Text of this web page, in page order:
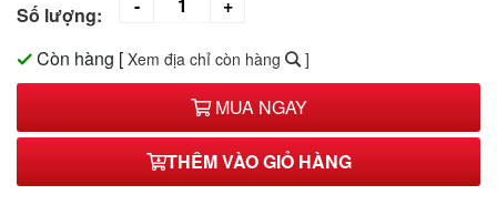
Số lượng:
Còn hàng [ Xem địa chỉ còn hàng ]
MUA NGAY
THÊM VÀO GIỎ HÀNG